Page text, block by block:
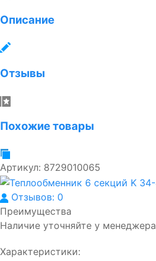
Описание
Отзывы
Похожие товары
Артикул: 8729010065
Отзывов: 0
Преимущества
Наличие уточняйте у менеджера
Характеристики: